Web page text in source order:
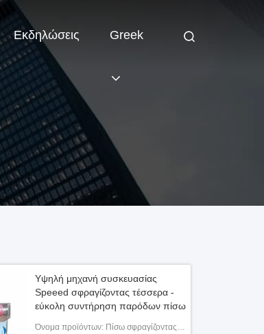
Εκδηλώσεις Greek
Υψηλή μηχανή συσκευασίας
Speeed σφραγίζοντας τέσσερα -
εύκολη συντήρηση παρόδων πίσω
Όνομα προϊόντων: Πίσω σφραγίζοντας